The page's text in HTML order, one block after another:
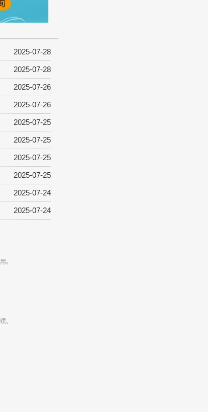
2025-07-28
2025-07-28
2025-07-26
2025-07-26
2025-07-25
2025-07-25
2025-07-25
2025-07-25
2025-07-24
2025-07-24
。
。